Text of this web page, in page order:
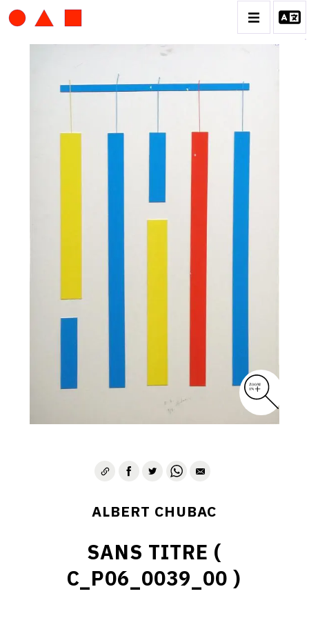
BIOGRAPHIE
CATALOGUE DES OEUVRES
CONTACT
ALBERT CHUBAC
SANS TITRE (
C_P06_0039_00 )